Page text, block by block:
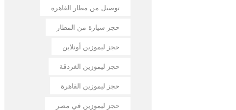
توصيل من مطار القاهرة
حجز سيارة من المطار
حجز ليموزين أونلاين
حجز ليموزين الغردقة
حجز ليموزين القاهرة
حجز ليموزين في مصر